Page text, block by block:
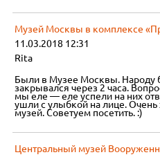
Музей Москвы в комплексе
11.03.2018 12:31
Rita
Были в Музее Москвы. Народу
закрывался через 2 часа.
мы еле — еле успели на них
ушли с улыбкой на лице.
музей. Советуем посетить. :)
Центральный музей